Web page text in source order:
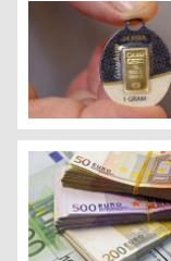
Gram altında